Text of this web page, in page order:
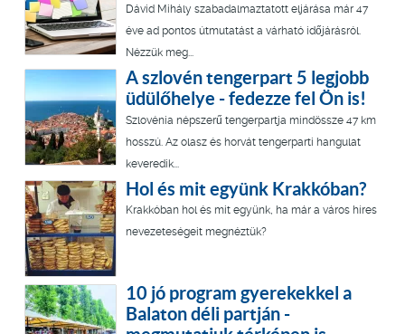
Dávid Mihály szabadalmaztatott eljárása már 47
éve ad pontos útmutatást a várható időjárásról.
Nézzük meg...
A szlovén tengerpart 5 legjobb
üdülőhelye - fedezze fel Ön is!
Szlovénia népszerű tengerpartja mindössze 47 km
hosszú. Az olasz és horvát tengerparti hangulat
keveredik...
Hol és mit együnk Krakkóban?
Krakkóban hol és mit együnk, ha már a város híres
nevezeteségeit megnéztük?
10 jó program gyerekekkel a
Balaton déli partján -